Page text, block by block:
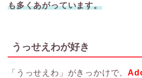
も多くあがっています。
うっせえわが好き
「うっせえわ」がきっかけで、